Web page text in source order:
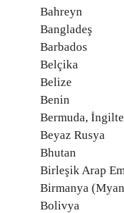
Bahreyn
Bangladeş
Barbados
Belçika
Belize
Benin
Bermuda,
Beyaz Rusya
Bhutan
Birleşik Arap
Birmanya
Bolivya